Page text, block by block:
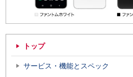
トップ
サービス・機能とスペック